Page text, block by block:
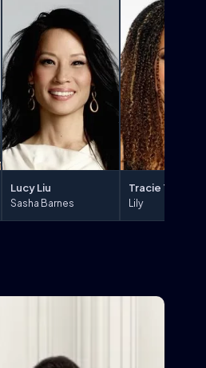
Lucy Liu
Sasha Barnes
Tracie Thoms
Lily